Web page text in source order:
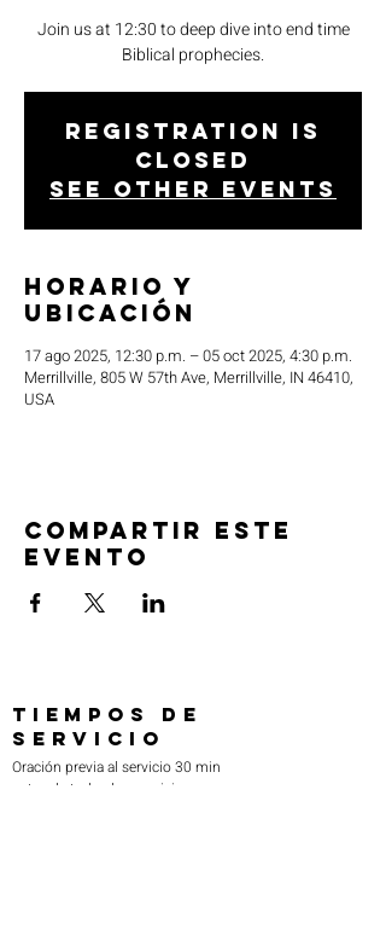
Join us at 12:30 to deep dive into end time
Biblical prophecies.
Registration is
closed
See other events
Horario y
ubicación
17 ago 2025, 12:30 p.m. – 05 oct 2025, 4:30 p.m.
Merrillville, 805 W 57th Ave, Merrillville, IN 46410,
USA
Compartir este
evento
TIEMPOS DE
SERVICIO
Oración previa al servicio 30 min
antes de todos los servicios